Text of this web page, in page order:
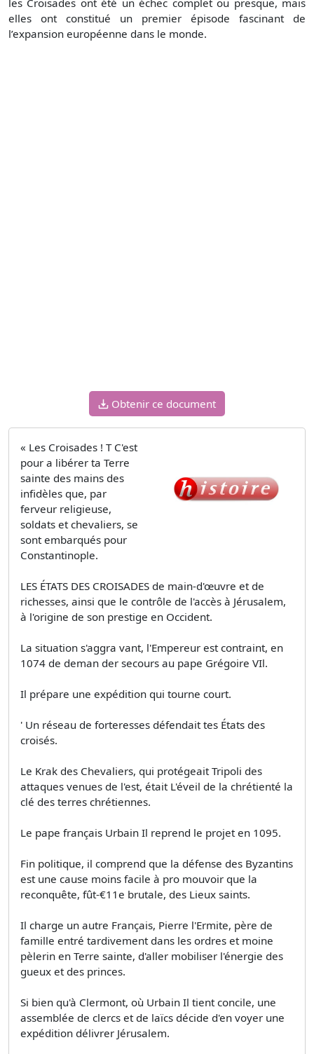
elles ont constitué un premier épisode fascinant de
l’expansion européenne dans le monde.
Obtenir ce document
« Les Croisades ! T C'est
pour a libérer ta Terre
sainte des mains des
infidèles que, par
ferveur religieuse,
soldats et chevaliers, se
sont embarqués pour
Constantinople.
LES ÉTATS DES CROISADES de main-d'œuvre et de
richesses, ainsi que le contrôle de l'accès à Jérusalem,
à l'origine de son prestige en Occident.
La situation s'aggra­ vant, l'Empereur est contraint, en
1074 de deman­ der secours au pape Grégoire VIl.
Il prépare une expédition qui tourne court.
' Un réseau de forteresses défendait tes États des
croisés.
Le Krak des Chevaliers, qui protégeait Tripoli des
attaques venues de l'est, était L'éveil de la chrétienté la
clé des terres chrétiennes.
Le pape français Urbain Il reprend le projet en 1095.
Fin politique, il comprend que la défense des Byzantins
est une cause moins facile à pro­ mouvoir que la
reconquête, fût-€11e brutale, des Lieux saints.
Il charge un autre Français, Pierre l'Ermite, père de
famille entré tardivement dans les ordres et moine
pèlerin en Terre sainte, d'aller mobiliser l'énergie des
gueux et des princes.
Si bien qu'à Clermont, où Urbain Il tient concile, une
assemblée de clercs et de laïcs décide d'en­ voyer une
expédition délivrer Jérusalem.